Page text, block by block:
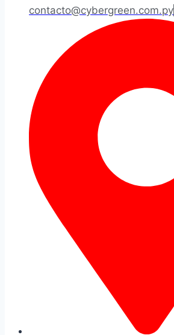
contacto@cybergreen.com.py